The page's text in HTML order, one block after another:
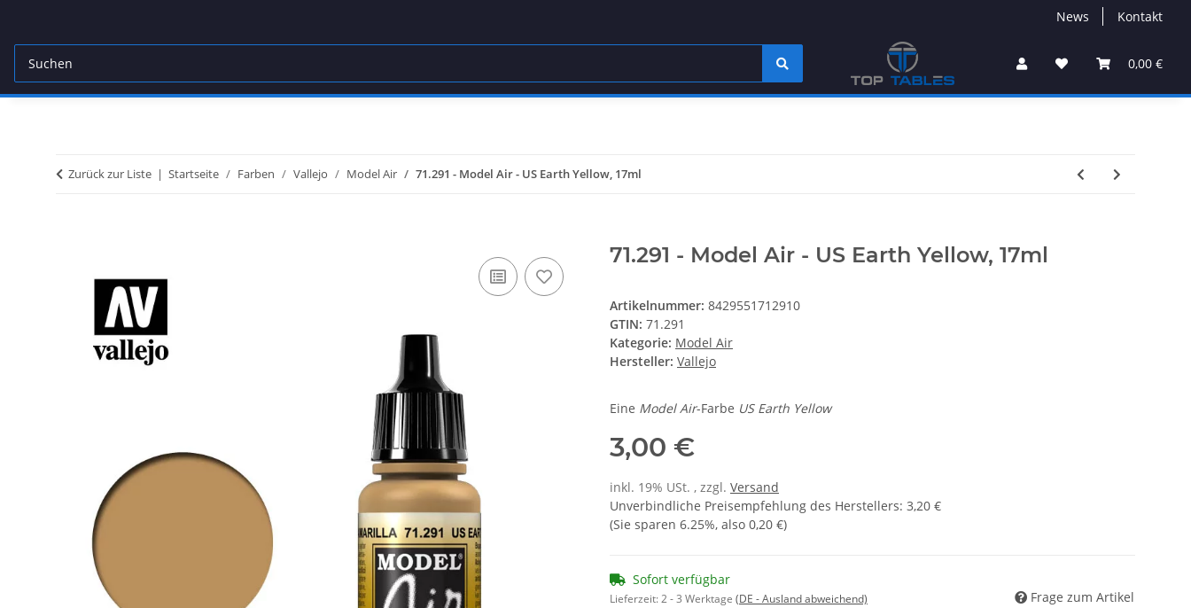
News Kontakt
0,00 €
Zurück zur Liste Startseite Farben Vallejo Model Air 71.291 - Model Air - US Earth Yellow, 17ml
71.291 - Model Air - US Earth Yellow, 17ml
Artikelnummer: 8429551712910
GTIN: 71.291
Kategorie: Model Air
Hersteller: Vallejo
Eine Model Air-Farbe US Earth Yellow
3,00 €
inkl. 19% USt. , zzgl. Versand
Unverbindliche Preisempfehlung des Herstellers: 3,20 €
(Sie sparen 6.25%, also 0,20 €)
Sofort verfügbar
Lieferzeit:2 - 3 Werktage (DE - Ausland abweichend) Frage zum Artikel